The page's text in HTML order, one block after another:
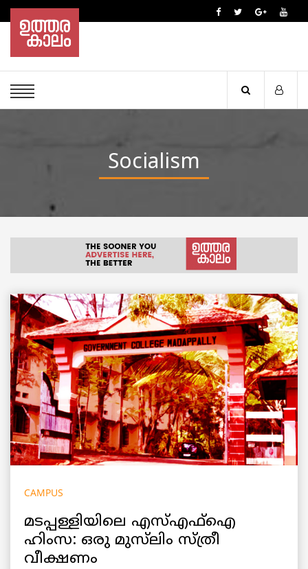
Socialism
CAMPUS
മടപ്പള്ളിയിലെ എസ്എഫ്ഐ
ഹിംസ: ഒരു മുസ്‌ലിം സ്ത്രീ
വീക്ഷണം